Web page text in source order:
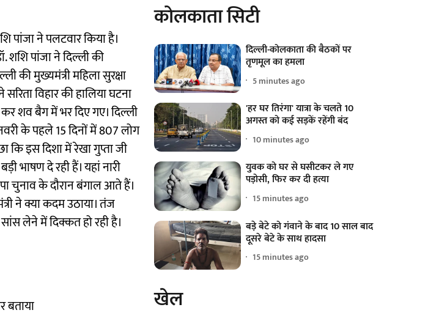
पांजा ने पलटवार किया है।
शशि पांजा ने दिल्ली की
की मुख्यमंत्री महिला सुरक्षा
विहार की हालिया घटना
शव बैग में भर दिए गए। दिल्ली
के पहले 15 दिनों में 807 लोग
इस दिशा में रेखा गुप्ता जी
भाषण दे रही हैं। यहां नारी
चुनाव के दौरान बंगाल आते हैं।
ने क्या कदम उठाया। तंज
लेने में दिक्कत हो रही है।
बताया
कोलकाता सिटी
दिल्ली-कोलकाता की बैठकों पर
तृणमूल का हमला
5 minutes ago
'हर घर तिरंगा' यात्रा के चलते 10
अगस्त को कई सड़कें रहेंगी बंद
10 minutes ago
युवक को घर से घसीटकर ले गए
पड़ोसी, फिर कर दी हत्या
15 minutes ago
बड़े बेटे को गंवाने के बाद 10 साल बाद
दूसरे बेटे के साथ हादसा
15 minutes ago
खेल